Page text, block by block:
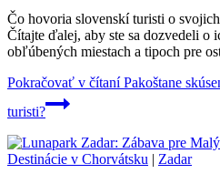
Čo hovoria slovenskí turisti o
Čítajte ďalej, aby ste sa dozvedeli o
obľúbených miestach a tipoch pre
Pokračovať v čítaníPakoštane
turisti?
Destinácie v Chorvátsku | Zadar